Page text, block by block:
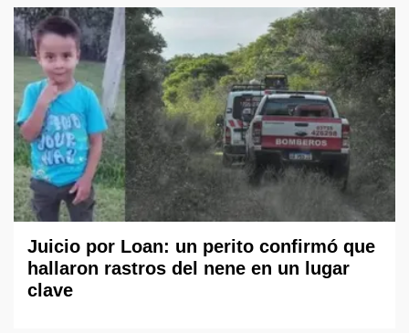
Juicio por Loan: un perito confirmó que
hallaron rastros del nene en un lugar
clave